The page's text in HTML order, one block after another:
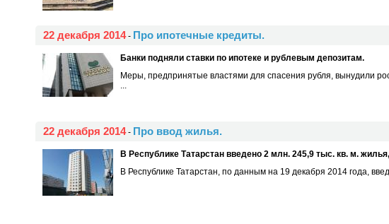
22 декабря 2014- Про ипотечные кредиты.
Банки подняли ставки по ипотеке и рублевым депозитам.
Меры, предпринятые властями для спасения рубля, вынудили
...
22 декабря 2014- Про ввод жилья.
В Республике Татарстан введено 2 млн. 245,9 тыс. кв. м.
В Республике Татарстан, по данным на 19 декабря 2014 года,